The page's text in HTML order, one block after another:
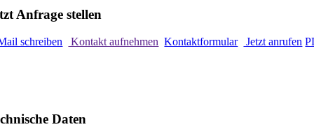
Anfrage stellen
schreiben Kontakt aufnehmen Kontaktformular Jetzt anrufen
Daten